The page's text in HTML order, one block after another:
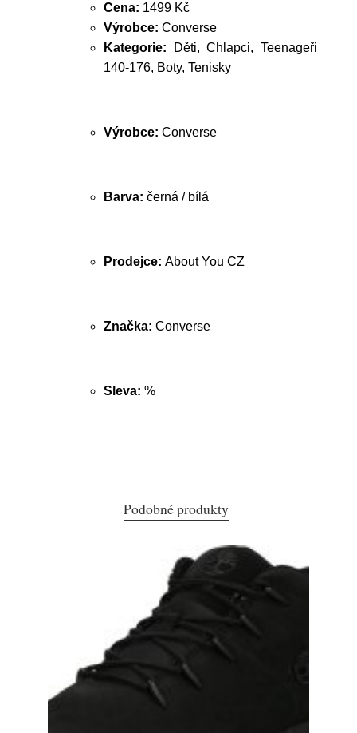
Cena: 1499 Kč
Výrobce: Converse
Kategorie: Děti, Chlapci, Teenageři
140-176, Boty, Tenisky
Výrobce: Converse
Barva: černá / bílá
Prodejce: About You CZ
Značka: Converse
Sleva: %
Podobné produkty